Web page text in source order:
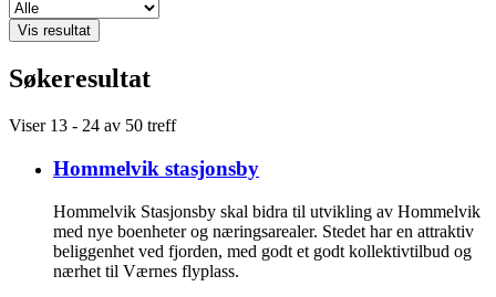
Vis resultat
Søkeresultat
Viser 13 - 24 av 50 treff
Hommelvik stasjonsby
Hommelvik Stasjonsby skal bidra til utvikling av Hommelvik
med nye boenheter og næringsarealer. Stedet har en attraktiv
beliggenhet ved fjorden, med godt et godt kollektivtilbud og
nærhet til Værnes flyplass.